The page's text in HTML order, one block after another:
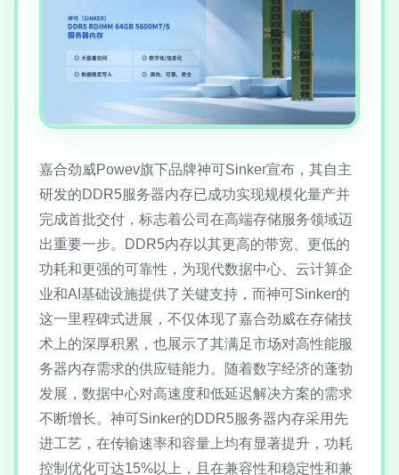
嘉合劲威Powev旗下品牌神可Sinker宣布，其自主
研发的DDR5服务器内存已成功实现规模化量产并
完成首批交付，标志着公司在高端存储服务领域迈
出重要一步。DDR5内存以其更高的带宽、更低的
功耗和更强的可靠性，为现代数据中心、云计算企
业和AI基础设施提供了关键支持，而神可Sinker的
这一里程碑式进展，不仅体现了嘉合劲威在存储技
术上的深厚积累，也展示了其满足市场对高性能服
务器内存需求的供应链能力。随着数字经济的蓬勃
发展，数据中心对高速度和低延迟解决方案的需求
不断增长。神可Sinker的DDR5服务器内存采用先
进工艺，在传输速率和容量上均有显著提升，功耗
控制优化可达15%以上，且在兼容性和稳定性和兼